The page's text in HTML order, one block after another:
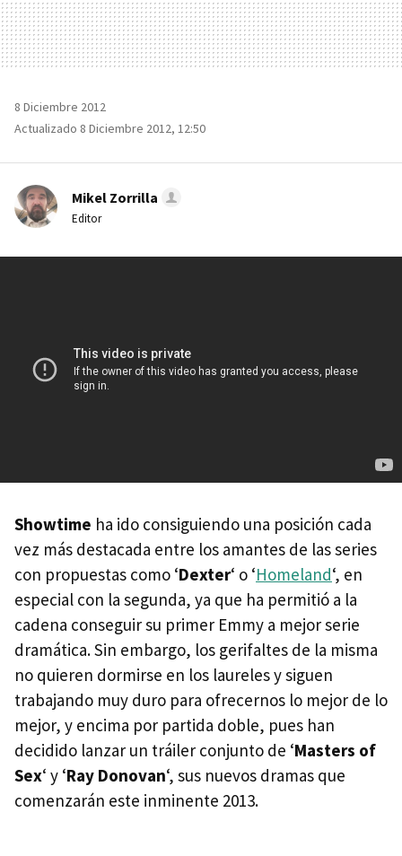
8 Diciembre 2012
Actualizado 8 Diciembre 2012, 12:50
Mikel Zorrilla
Editor
Showtime ha ido consiguiendo una posición cada
vez más destacada entre los amantes de las series
con propuestas como ‘Dexter‘ o ‘Homeland‘, en
especial con la segunda, ya que ha permitió a la
cadena conseguir su primer Emmy a mejor serie
dramática. Sin embargo, los gerifaltes de la misma
no quieren dormirse en los laureles y siguen
trabajando muy duro para ofrecernos lo mejor de lo
mejor, y encima por partida doble, pues han
decidido lanzar un tráiler conjunto de ‘Masters of
Sex‘ y ‘Ray Donovan‘, sus nuevos dramas que
comenzarán este inminente 2013.